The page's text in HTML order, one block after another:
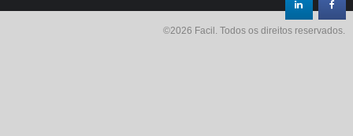
©2026 Facil. Todos os direitos reservados.